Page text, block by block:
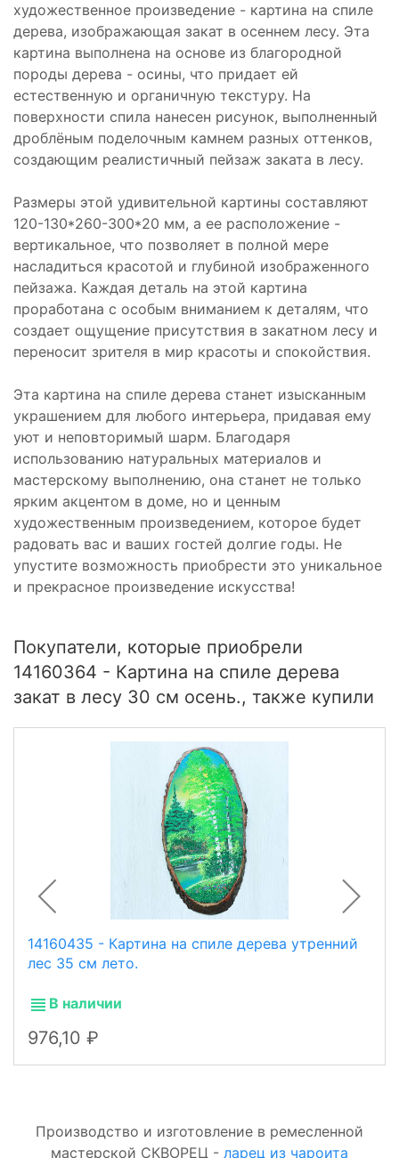
художественное произведение - картина на спиле
дерева, изображающая закат в осеннем лесу. Эта
картина выполнена на основе из благородной
породы дерева - осины, что придает ей
естественную и органичную текстуру. На
поверхности спила нанесен рисунок, выполненный
дроблёным поделочным камнем разных оттенков,
создающим реалистичный пейзаж заката в лесу.
Размеры этой удивительной картины составляют
120-130*260-300*20 мм, а ее расположение -
вертикальное, что позволяет в полной мере
насладиться красотой и глубиной изображенного
пейзажа. Каждая деталь на этой картина
проработана с особым вниманием к деталям, что
создает ощущение присутствия в закатном лесу и
переносит зрителя в мир красоты и спокойствия.
Эта картина на спиле дерева станет изысканным
украшением для любого интерьера, придавая ему
уют и неповторимый шарм. Благодаря
использованию натуральных материалов и
мастерскому выполнению, она станет не только
ярким акцентом в доме, но и ценным
художественным произведением, которое будет
радовать вас и ваших гостей долгие годы. Не
упустите возможность приобрести это уникальное
и прекрасное произведение искусства!
Покупатели, которые приобрели
14160364 - Картина на спиле дерева
закат в лесу 30 см осень., также купили
14160435 - Картина на спиле дерева утренний
лес 35 см лето.
В наличии
976,10
Производство и изготовление в ремесленной
мастерской СКВОРЕЦ - ларец из чароита